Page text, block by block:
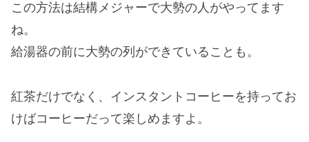
この方法は結構メジャーで大勢の人がやってます
ね。
給湯器の前に大勢の列ができていることも。
紅茶だけでなく、インスタントコーヒーを持ってお
けばコーヒーだって楽しめますよ。